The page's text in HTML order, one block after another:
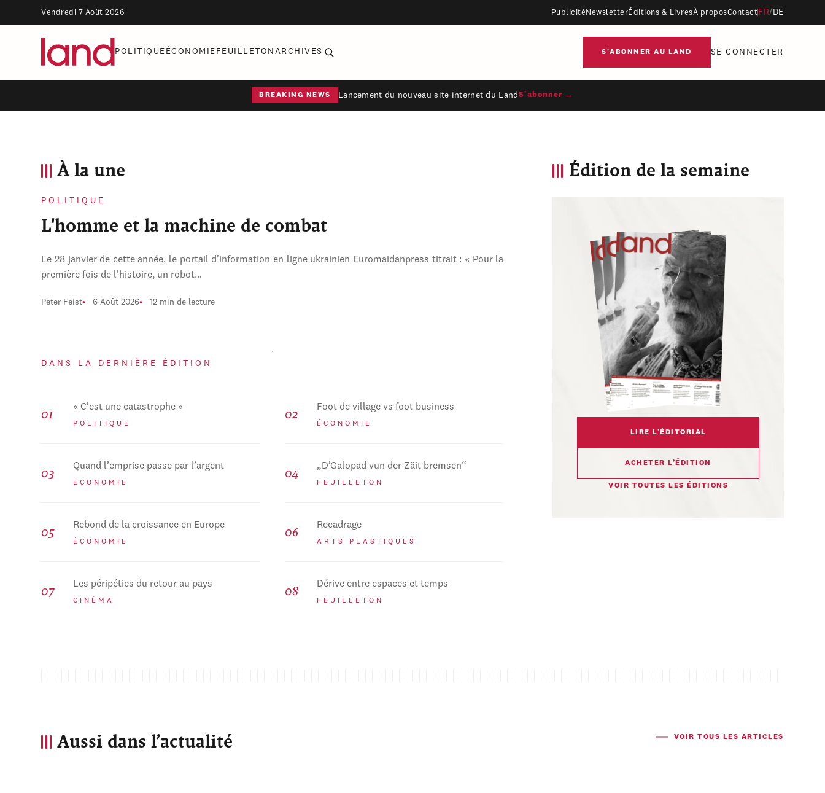
Vendredi 7 Août 2026 Publicité NewsletterÉditions & LivresÀ proposContact FR/ DE
POLITIQUE ÉCONOMIE FEUILLETON ARCHIVES S'ABONNER AU LAND SE CONNECTER
BREAKING NEWS Lancement du nouveau site internet du Land S'abonner →
À la une
POLITIQUE
L'homme et la machine de combat
Le 28 janvier de cette année, le portail d'information en ligne ukrainien Euromaidanpress titrait : « Pour la
première fois de l'histoire, un robot…
Peter Feist 6 Août 2026 12 min de lecture
DANS LA DERNIÈRE ÉDITION
« C'est une catastrophe »
POLITIQUE
Foot de village vs foot business
ÉCONOMIE
Quand l’emprise passe par l’argent
ÉCONOMIE
„D’Galopad vun der Zäit bremsen“
FEUILLETON
Rebond de la croissance en Europe
ÉCONOMIE
Recadrage
ARTS PLASTIQUES
Les péripéties du retour au pays
CINÉMA
Dérive entre espaces et temps
FEUILLETON
Édition de la semaine
LIRE L’ÉDITORIAL
ACHETER L’ÉDITION
VOIR TOUTES LES ÉDITIONS
Aussi dans l’actualité VOIR TOUS LES ARTICLES